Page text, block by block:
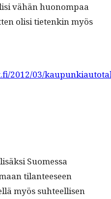
vähän huonom­paa
olisi tietenkin myös
2012/03/
Suomes­sa
tilanteeseen
myös suh­teel­lisen